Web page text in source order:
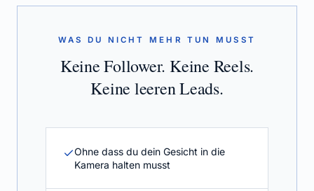
WAS DU NICHT MEHR TUN MUSST
Keine Follower. Keine Reels.
Keine leeren Leads.
Ohne dass du dein Gesicht in die
Kamera halten musst